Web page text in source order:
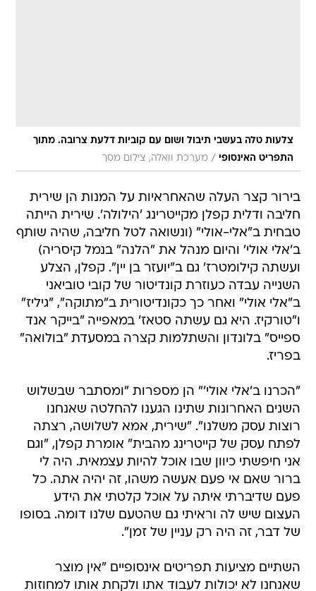
צלעות טלה בעשבי תיבול ושום עם קוביות דלעת צרובה. מתוך
התפריט האינסופי / מערכת וואלה, צילום מסך
בירור קצר העלה שהאחראיות על המנות הן שירית
חליבה ודלית קפלן מקייטרינג 'הילולה'. שירית הייתה
טבחית ב"אלי-אולי" (ונשואה לטל חליבה, שהיה שותף
ב'אלי אולי' והיום מנהל את "הלנה" בנמל קיסריה)
ועשתה קילומטרז' גם ב"יועזר בן יין". קפלן, הצלע
השנייה עבדה כעוזרת קונדיטור של קובי טוביאני
ב"אלי אולי" ואחר כך כקונדיטורית ב"מתוקה", "גיליז"
ו"טורקיז. היא גם עשתה סטאז' במאפייה "בייקר אנד
ספייס" בלונדון והשתלמות קצרה במסעדת "בולואה"
בפריז.
"הכרנו ב'אלי אולי'" הן מספרות "ומסתבר שבשלוש
השנים האחרונות שתינו הגענו להחלטה שאנחנו
רוצות עסק משלנו". "שירית, אמא לשלושה, רצתה
לפתח עסק של קייטרינג מהבית" אומרת קפלן, "וגם
אני חיפשתי כיוון שבו אוכל להיות עצמאית. היה לי
ברור שאם אי פעם אעשה משהו, זה יהיה אתה. כל
פעם שדיברתי איתה על אוכל קלטתי את הידע
העצום שיש לה וראיתי גם שהטעם שלנו דומה. בסופו
של דבר, זה היה רק עניין של זמן".
השתיים מציעות תפריטים אינסופיים "אין מוצר
שאנחנו לא יכולות לעבוד אתו ולקחת אותו למחוזות